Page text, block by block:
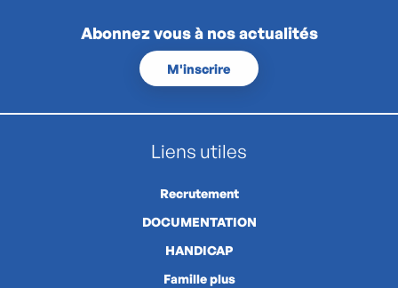
Abonnez vous à nos actualités
M'inscrire
Liens utiles
Recrutement
DOCUMENTATION
HANDICAP
Famille plus